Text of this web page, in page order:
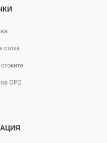
стока
ОРС